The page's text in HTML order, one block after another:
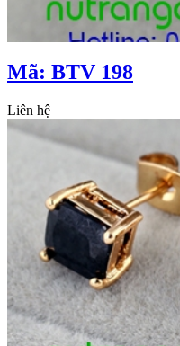
Mã: BTV 198
Liên hệ